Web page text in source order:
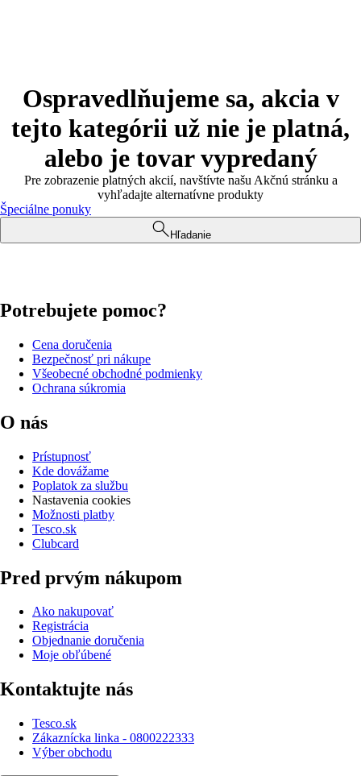
Ospravedlňujeme sa, akcia v
tejto kategórii už nie je platná,
alebo je tovar vypredaný
Pre zobrazenie platných akcií, navštívte našu Akčnú stránku a
vyhľadajte alternatívne produkty
Špeciálne ponuky
Hľadanie
Potrebujete pomoc?
Cena doručenia
Bezpečnosť pri nákupe
Všeobecné obchodné podmienky
Ochrana súkromia
O nás
Prístupnosť
Kde dovážame
Poplatok za službu
Nastavenia cookies
Možnosti platby
Tesco.sk
Clubcard
Pred prvým nákupom
Ako nakupovať
Registrácia
Objednanie doručenia
Moje obľúbené
Kontaktujte nás
Tesco.sk
Zákaznícka linka - 0800222333
Výber obchodu